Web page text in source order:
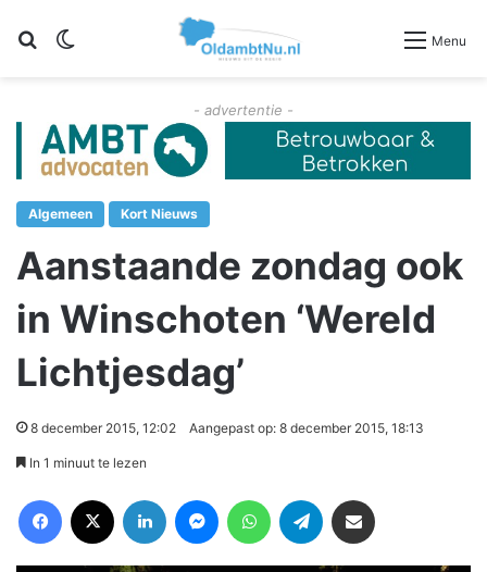
Zoeken Menu
- advertentie -
Algemeen Kort Nieuws
Aanstaande zondag ook
in Winschoten ‘Wereld
Lichtjesdag’
8 december 2015, 12:02 Aangepast op: 8 december 2015, 18:13
In 1 minuut te lezen